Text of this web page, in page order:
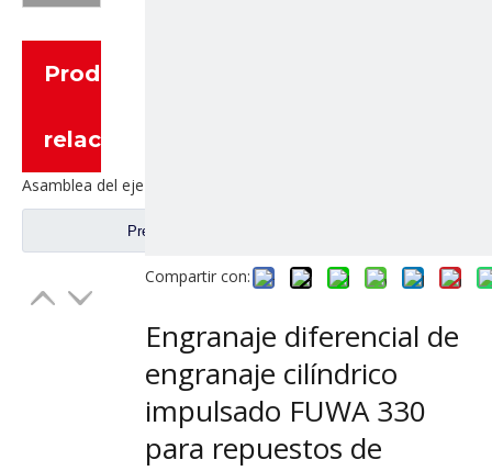
Productos
relacionados
Preguntar
Compartir con:
Engranaje diferencial de
engranaje cilíndrico
impulsado FUWA 330
para repuestos de